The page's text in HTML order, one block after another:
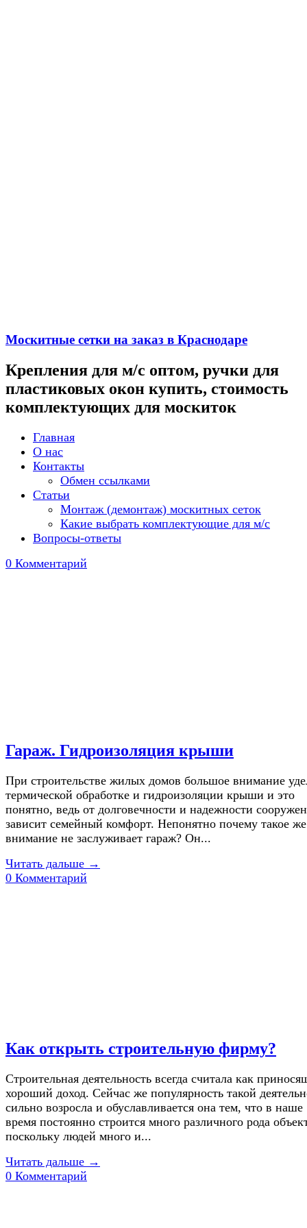
Москитные сетки на заказ в Краснодаре
Крепления для м/с оптом, ручки для
пластиковых окон купить, стоимость
комплектующих для москиток
Главная
О нас
Контакты
Обмен ссылками
Статьи
Монтаж (демонтаж) москитных сеток
Какие выбрать комплектующие для м/с
Вопросы-ответы
0 Комментарий
Гараж. Гидроизоляция крыши
При строительстве жилых домов большое внимание
термической обработке и гидроизоляции крыши и это
понятно, ведь от долговечности и надежности
зависит семейный комфорт. Непонятно почему такое же
внимание не заслуживает гараж? Он...
Читать дальше →
0 Комментарий
Как открыть строительную фирму?
Строительная деятельность всегда считала как
хороший доход. Сейчас же популярность такой
сильно возросла и обуславливается она тем, что в наше
время постоянно строится много различного рода
поскольку людей много и...
Читать дальше →
0 Комментарий